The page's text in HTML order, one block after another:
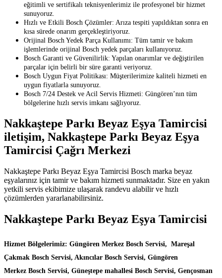
eğitimli ve sertifikalı teknisyenlerimiz ile profesyonel bir hizmet
sunuyoruz.
Hızlı ve Etkili Bosch Çözümler: Arıza tespiti yapıldıktan sonra en
kısa sürede onarım gerçekleştiriyoruz.
Orijinal Bosch Yedek Parça Kullanımı: Tüm tamir ve bakım
işlemlerinde orijinal Bosch yedek parçaları kullanıyoruz.
Bosch Garanti ve Güvenilirlik: Yapılan onarımlar ve değiştirilen
parçalar için belirli bir süre garanti veriyoruz.
Bosch Uygun Fiyat Politikası: Müşterilerimize kaliteli hizmeti en
uygun fiyatlarla sunuyoruz.
Bosch 7/24 Destek ve Acil Servis Hizmeti: Güngören’nın tüm
bölgelerine hızlı servis imkanı sağlıyoruz.
Nakkaştepe Parkı Beyaz Eşya Tamircisi
iletişim, Nakkaştepe Parkı Beyaz Eşya
Tamircisi Çağrı Merkezi
Nakkaştepe Parkı Beyaz Eşya Tamircisi Bosch marka beyaz
eşyalarınız için tamir ve bakım hizmeti sunmaktadır. Size en yakın
yetkili servis ekibimize ulaşarak randevu alabilir ve hızlı
çözümlerden yararlanabilirsiniz.
Nakkaştepe Parkı Beyaz Eşya Tamircisi
Hizmet Bölgelerimiz: Güngören Merkez Bosch Servisi, Mareşal
Çakmak Bosch Servisi, Akıncılar Bosch Servisi, Güngören
Merkez Bosch Servisi, Güneştepe mahallesi Bosch Servisi, Gençosman